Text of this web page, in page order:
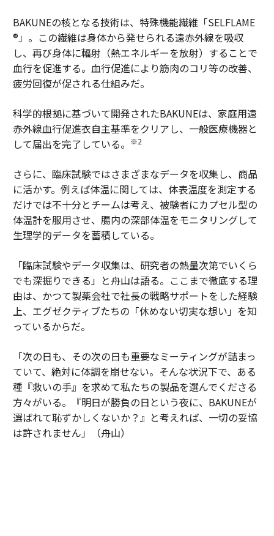
BAKUNEの核となる技術は、特殊機能繊維「SELFLAME
®」。この繊維は身体から発せられる遠赤外線を吸収
し、再び身体に輻射（熱エネルギーを放射）することで
血行を促進する。血行促進により筋肉のコリ等の改善、
疲労回復が促される仕組みだ。
科学的根拠に基づいて開発されたBAKUNEは、家庭用遠
赤外線血行促進衣自主基準をクリアし、一般医療機器と
して届出を完了している。
※2
さらに、臨床試験ではさまざまなデータを収集し、商品
に活かす。例えば体温に関しては、体表温度を測定する
だけでは不十分とチームは考え、被験者にカプセル型の
体温計を服用させ、腸内の深部体温をモニタリングして
生理学的データを蓄積している。
「臨床試験やデータ収集は、研究者の熱量次第でいくら
でも深掘りできる」と舟山は語る。ここまで徹底する理
由は、かつて製薬会社で社長の戦略サポートをした経験
上、エグゼクティブたちの「休めない切実な想い」を知
っているからだ。
「次の日も、その次の日も重要なミーティングが詰まっ
ていて、絶対に体調を崩せない。そんな状況下で、ある
種『救いの手』を求めて私たちの製品を選んでくださる
方々がいる。『明日が勝負の日という夜に、BAKUNEが
選ばれて恥ずかしくないか？』と考えれば、一切の妥協
は許されません」（舟山）